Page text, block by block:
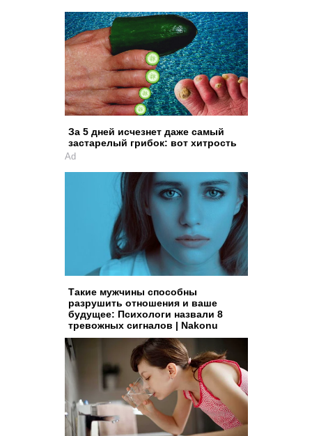
За 5 дней исчезнет даже самый
застарелый грибок: вот хитрость
Ad
Такие мужчины способны
разрушить отношения и ваше
будущее: Психологи назвали 8
тревожных сигналов | Nakonu